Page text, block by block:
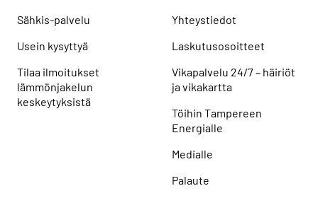
Sähkis-palvelu
Usein kysyttyä
Tilaa ilmoitukset
lämmönjakelun
keskeytyksistä
Yhteystiedot
Laskutusosoitteet
Vikapalvelu 24/7 – häiriöt
ja vikakartta
Töihin Tampereen
Energialle
Medialle
Palaute